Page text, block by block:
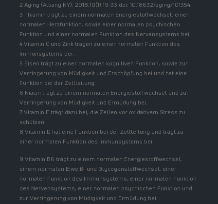
2 Aging (Albany NY). 2018;10(1):19-33 doi: 10.18632/aging/101354.
3 Thiamin trägt zu einem normalen Energiestoffwechsel, einer
normalen Herzfunktion, sowie einer normalen psychischen
Funktion und einer normalen Funktion des Nervensystems bei.
4 Vitamin C und Zink tragen zu einer normalen Funktion des
Immunsystems bei.
5 Eisen trägt zu einer normalen kognitiven Funktion, sowie zur
Verringerung von Müdigkeit und Erschöpfung bei und hat eine
Funktion bei der Zellteilung.
6 Niacin trägt zu einem normalen Energiestoffwechsel und zur
Verringerung von Müdigkeit und Ermüdung bei.
7 Vitamin E trägt dazu bei, die Zellen vor oxidativem Stress zu
schützen.
8 Vitamin D hat eine Funktion bei der Zellteilung und trägt zu
einer normalen Funktion des Immunsystems bei.
9 Vitamin B6 trägt zu einem normalen Energiestoffwechsel,
einem normalen Eiweiß- und Glycogenstoffwechsel, einer
normalen Funktion des Immunsystems, einer normalen Funktion
des Nervensystems, einer normalen psychischen Funktion und
zur Verringerung von Müdigkeit und Ermüdung bei.